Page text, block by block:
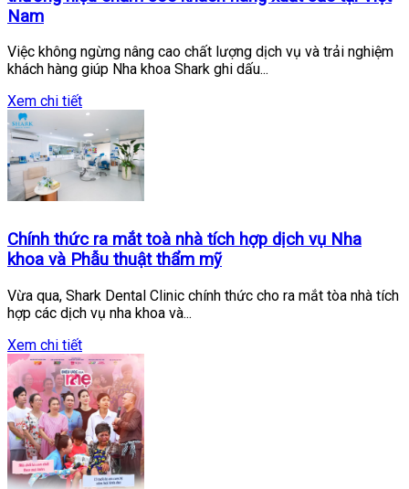
Nam
Việc không ngừng nâng cao chất lượng dịch vụ và trải nghiệm
khách hàng giúp Nha khoa Shark ghi dấu...
Xem chi tiết
Chính thức ra mắt toà nhà tích hợp dịch vụ Nha
khoa và Phẫu thuật thẩm mỹ
Vừa qua, Shark Dental Clinic chính thức cho ra mắt tòa nhà tích
hợp các dịch vụ nha khoa và...
Xem chi tiết